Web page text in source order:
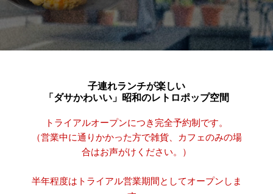
子連れランチが楽しい
「ダサかわいい」昭和のレトロポップ空間
トライアルオープンにつき完全予約制です。
（営業中に通りかかった方で雑貨、カフェのみの場
合はお声がけください。）
半年程度はトライアル営業期間としてオープンしま